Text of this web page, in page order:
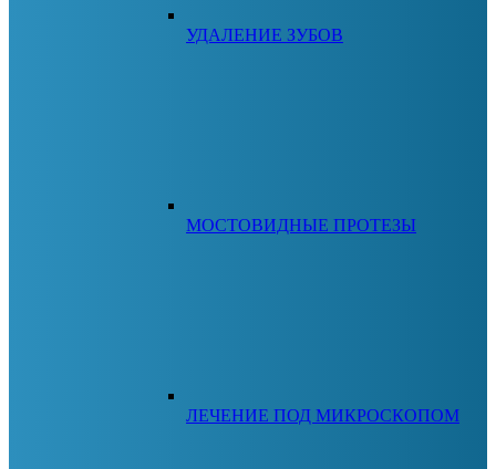
УДАЛЕНИЕ ЗУБОВ
МОСТОВИДНЫЕ ПРОТЕЗЫ
ЛЕЧЕНИЕ ПОД МИКРОСКОПОМ